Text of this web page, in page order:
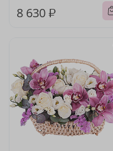
8 630 ₽